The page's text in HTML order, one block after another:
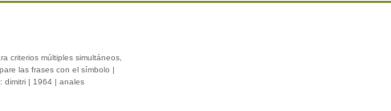
criterios múltiples simultáneos,
las frases con el símbolo |
dimitri | 1964 | anales